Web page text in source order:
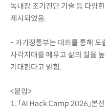
녹내장 조기진단 기술 등 다양
제시되었음.
- 과기정통부는 대회를 통해 도
사각지대를 메우고 삶의 질을
기대한다고 밝힘.
<붙임>
1. 「AI Hack Camp 2026」본